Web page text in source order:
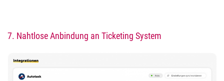
7. Nahtlose Anbindung an Ticketing System